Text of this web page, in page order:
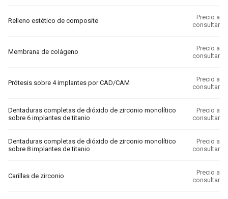
Relleno estético de composite
Precio a
consultar
Membrana de colágeno
Precio a
consultar
Prótesis sobre 4 implantes por CAD/CAM
Precio a
consultar
Dentaduras completas de dióxido de zirconio monolítico
sobre 6 implantes de titanio
Precio a
consultar
Dentaduras completas de dióxido de zirconio monolítico
sobre 8 implantes de titanio
Precio a
consultar
Carillas de zirconio
Precio a
consultar